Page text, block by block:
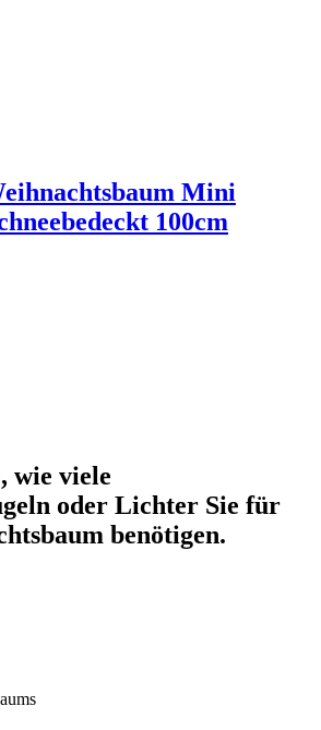
Mini
100cm
wie viele
oder Lichter Sie für
benötigen.